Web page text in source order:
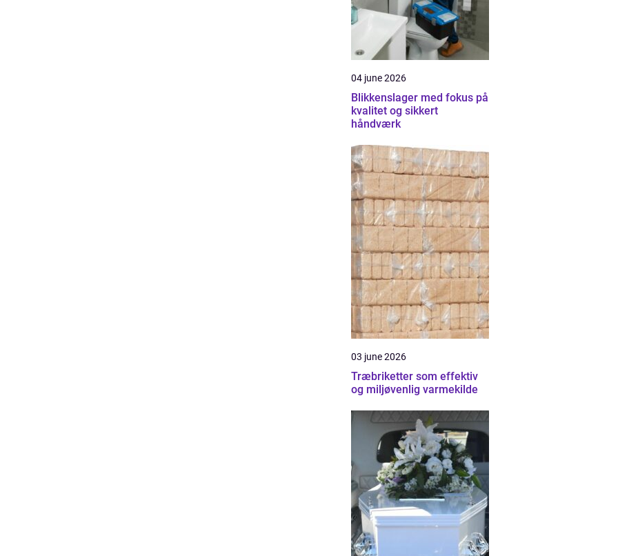
04 june 2026
Blikkenslager med fokus på
kvalitet og sikkert
håndværk
03 june 2026
Træbriketter som effektiv
og miljøvenlig varmekilde